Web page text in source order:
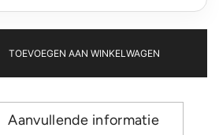
TOEVOEGEN AAN WINKELWAGEN
Aanvullende informatie